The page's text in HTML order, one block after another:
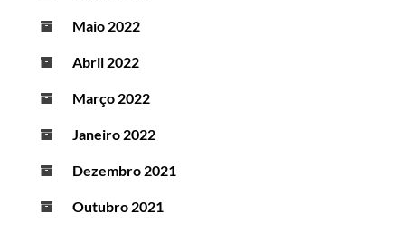
Maio 2022
Abril 2022
Março 2022
Janeiro 2022
Dezembro 2021
Outubro 2021